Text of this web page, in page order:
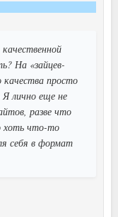
На «зайцев-
просто
Я лично еще не
разве что
хоть что-то
себя в формат